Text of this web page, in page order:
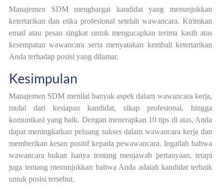
Manajemen SDM menghargai kandidat yang menunjukkan
ketertarikan dan etika profesional setelah wawancara. Kirimkan
email atau pesan singkat untuk mengucapkan terima kasih atas
kesempatan wawancara serta menyatakan kembali ketertarikan
Anda terhadap posisi yang dilamar.
Kesimpulan
Manajemen SDM menilai banyak aspek dalam wawancara kerja,
mulai dari kesiapan kandidat, sikap profesional, hingga
komunikasi yang baik. Dengan menerapkan 10 tips di atas, Anda
dapat meningkatkan peluang sukses dalam wawancara kerja dan
memberikan kesan positif kepada pewawancara. Ingatlah bahwa
wawancara bukan hanya tentang menjawab pertanyaan, tetapi
juga tentang menunjukkan bahwa Anda adalah kandidat terbaik
untuk posisi tersebut.